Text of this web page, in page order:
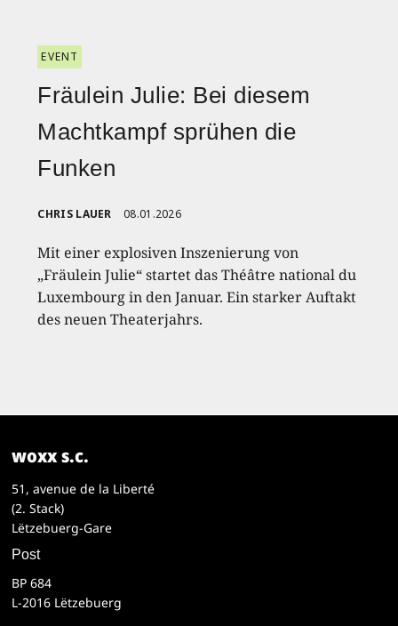
EVENT
Fräulein Julie: Bei diesem
Machtkampf sprühen die
Funken
CHRIS LAUER 08.01.2026
Mit einer explosiven Inszenierung von
„Fräulein Julie“ startet das Théâtre national du
Luxembourg in den Januar. Ein starker Auftakt
des neuen Theaterjahrs.
woxx s.c.
51, avenue de la Liberté
(2. Stack)
Lëtzebuerg-Gare
Post
BP 684
L-2016 Lëtzebuerg